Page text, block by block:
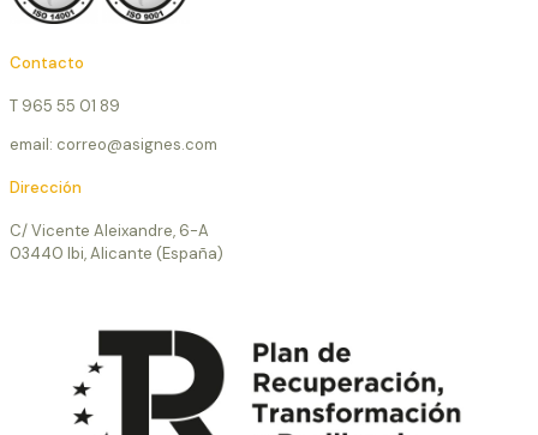
Contacto
T 965 55 01 89
email: correo@asignes.com
Dirección
C/ Vicente Aleixandre, 6-A
03440 Ibi, Alicante (España)